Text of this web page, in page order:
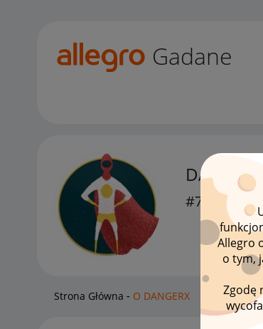
Allegro
o tym,
Zgodę
Gadane
DANGERX
#7 Wielbiciel
Strona Główna O DANGERX